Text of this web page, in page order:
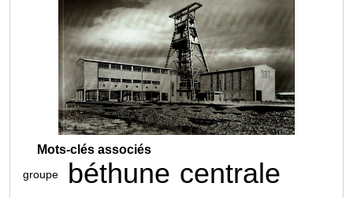
Mots-clés associés
groupe béthune centrale